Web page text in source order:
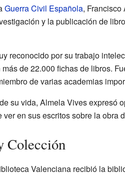
Guerra Civil Española, Francisco
y la publicación de
reconocido por su trabajo
de 22.000 fichas de libros.
de varias academias
su vida, Almela Vives expresó
ver en sus escritos sobre la obra
Colección
Valenciana recibió la